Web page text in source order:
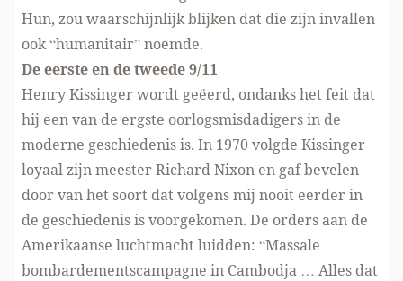
Hun, zou waarschijnlijk blijken dat die zijn invallen
ook “humanitair” noemde.
De eerste en de tweede 9/11
Henry Kissinger wordt geëerd, ondanks het feit dat
hij een van de ergste oorlogsmisdadigers in de
moderne geschiedenis is. In 1970 volgde Kissinger
loyaal zijn meester Richard Nixon en gaf bevelen
door van het soort dat volgens mij nooit eerder in
de geschiedenis is voorgekomen. De orders aan de
Amerikaanse luchtmacht luidden: “Massale
bombardementscampagne in Cambodja … Alles dat